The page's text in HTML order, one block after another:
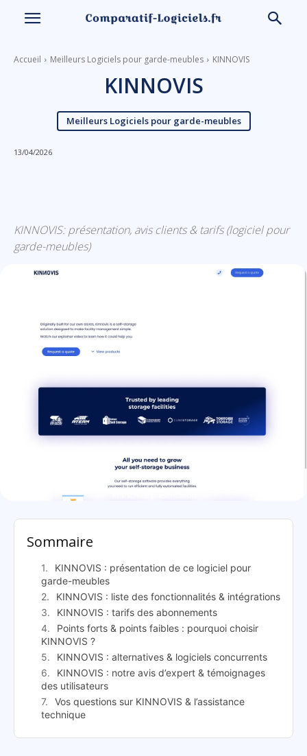
Accueil Meilleurs Logiciels pour garde-meubles KINNOVIS
KINNOVIS
Meilleurs Logiciels pour garde-meubles
13/04/2026
KINNOVIS: présentation, avis clients & tarifs (logiciel pour
garde-meubles)
Sommaire
KINNOVIS : présentation de ce logiciel pour
garde-meubles
KINNOVIS : liste des fonctionnalités & intégrations
KINNOVIS : tarifs des abonnements
Points forts & points faibles : pourquoi choisir
KINNOVIS ?
KINNOVIS : alternatives & logiciels concurrents
KINNOVIS : notre avis d’expert & témoignages
des utilisateurs
Vos questions sur KINNOVIS & l’assistance
technique